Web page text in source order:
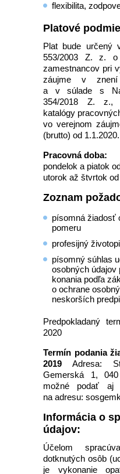
flexibilita,
Platové
Plat bude určený
553/2003 Z. z. o
zamestnancov pri
záujme v znení
a v súlade s
354/2018 Z. z.,
katalógy
vo verejnom
(brutto) od 1.1.2020.
Pracovná doba:
pondelok a piatok
utorok až štvrtok
Zoznam
písomná žiadosť
pomeru
profesijný
písomný súhlas
osobných údajov
konania podľa
o ochrane
neskorších
Predpokladaný
2020
Termín podania
2019 Adresa:
Gemerská 1,
možné podať aj
na adresu:
Informácia o
údajov:
Účelom
dotknutých osôb
je vykonanie